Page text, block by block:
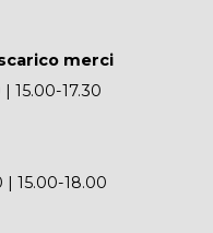
merci
15.00-17.30
15.00-18.00